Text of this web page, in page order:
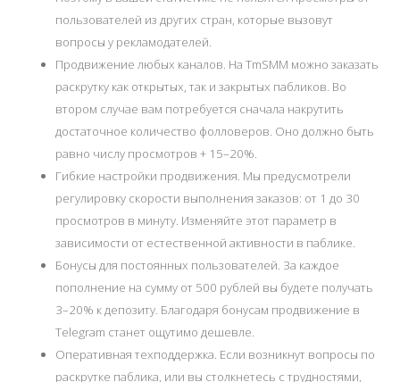
пользователей из других стран, которые вызовут
вопросы у рекламодателей.
Продвижение любых каналов. На TmSMM можно заказать
раскрутку как открытых, так и закрытых пабликов. Во
втором случае вам потребуется сначала накрутить
достаточное количество фолловеров. Оно должно быть
равно числу просмотров + 15–20%.
Гибкие настройки продвижения. Мы предусмотрели
регулировку скорости выполнения заказов: от 1 до 30
просмотров в минуту. Изменяйте этот параметр в
зависимости от естественной активности в паблике.
Бонусы для постоянных пользователей. За каждое
пополнение на сумму от 500 рублей вы будете получать
3–20% к депозиту. Благодаря бонусам продвижение в
Telegram станет ощутимо дешевле.
Оперативная техподдержка. Если возникнут вопросы по
раскрутке паблика, или вы столкнетесь с трудностями,